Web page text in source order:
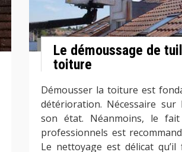
Le démoussage de
toiture
Démousser la toiture est
détérioration. Nécessaire
son état. Néanmoins, le
professionnels est
Le nettoyage est délicat